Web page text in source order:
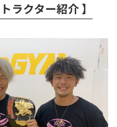
ラクター紹介 】